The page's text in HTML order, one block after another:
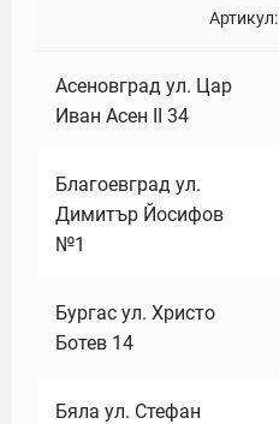
Артикул:
Асеновград ул. Цар
Иван Асен II 34
Благоевград ул.
Димитър Йосифов
№1
Бургас ул. Христо
Ботев 14
Бяла ул. Стефан